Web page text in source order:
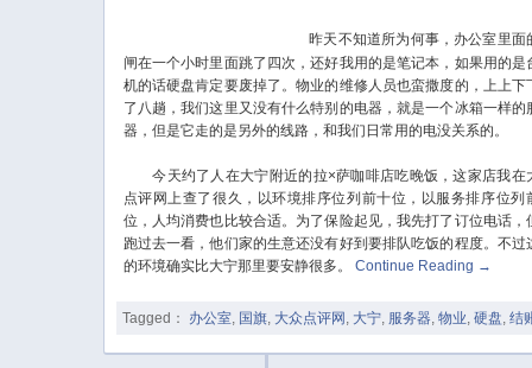
昨天不知道所为何事，办公室里面
闸在一个小时里面跳了四次，还好我用的是笔记本，如果用的是
机的话硬盘肯定要废掉了。物业的维修人员也蛮撒度的，上上下
了八趟，我们这里又没有什么特别的电器，就是一个冰箱一样的
器，但是它走的是另外的线路，和我们日常用的电没关系的。
今天约了人在大宁附近的拉×萨咖啡店吃晚饭，这家店我在
点评网上查了很久，以环境排序位列前十位，以服务排序位列
位，人均消费也比较合适。为了保险起见，我先打了订位电话，
跑过去一看，他们家的生意还没有好到要排队吃饭的程度。不过
的环境确实比大宁那里要安静很多。
Continue Reading →
Tagged： 办公室 国旗 大众点评网 大宁 服务器 ,物业 ,硬盘 ,结